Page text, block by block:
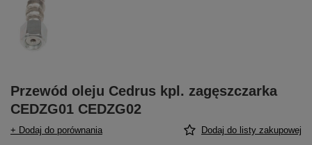
Przewód oleju Cedrus kpl. zagęszczarka
CEDZG01 CEDZG02
+ Dodaj do porównania Dodaj do listy zakupowej